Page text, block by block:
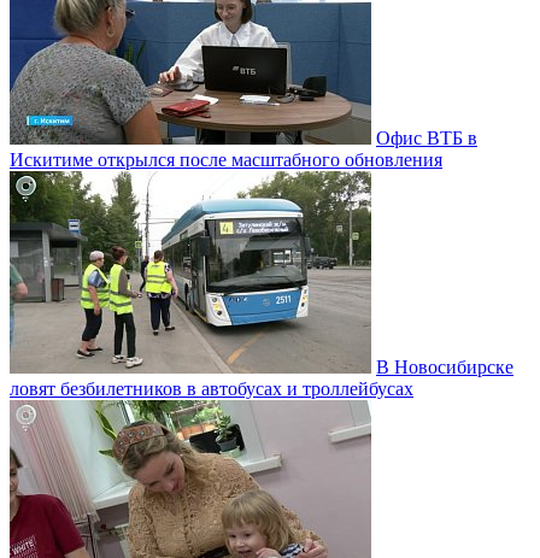
Офис ВТБ в
Искитиме открылся после масштабного обновления
В Новосибирске
ловят безбилетников в автобусах и троллейбусах